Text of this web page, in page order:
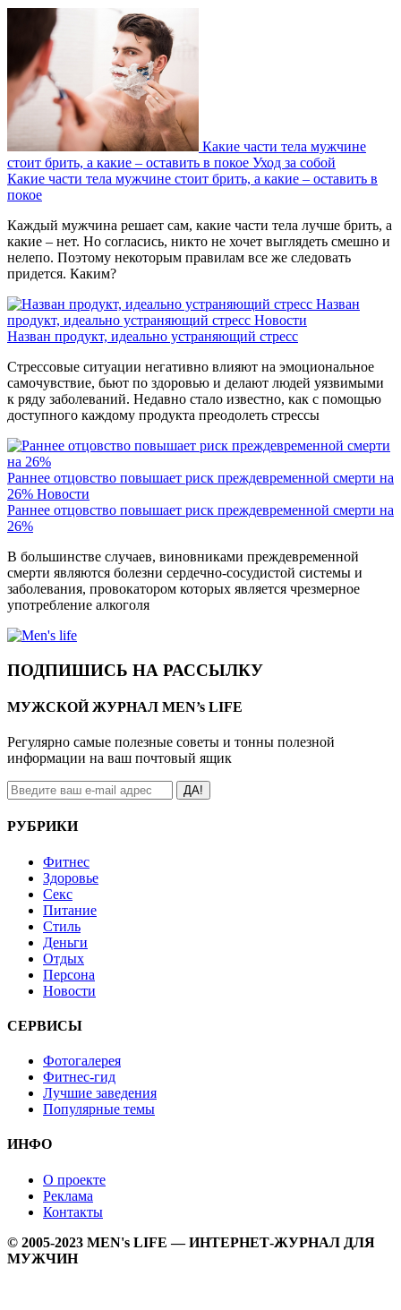
Какие части тела мужчине
стоит брить, а какие – оставить в покое Уход за собой
Какие части тела мужчине стоит брить, а какие – оставить в
покое
Каждый мужчина решает сам, какие части тела лучше брить, а
какие – нет. Но согласись, никто не хочет выглядеть смешно и
нелепо. Поэтому некоторым правилам все же следовать
придется. Каким?
Назван
продукт, идеально устраняющий стресс Новости
Назван продукт, идеально устраняющий стресс
Стрессовые ситуации негативно влияют на эмоциональное
самочувствие, бьют по здоровью и делают людей уязвимыми
к ряду заболеваний. Недавно стало известно, как с помощью
доступного каждому продукта преодолеть стрессы
Раннее отцовство повышает риск преждевременной смерти на
26% Новости
Раннее отцовство повышает риск преждевременной смерти на
26%
В большинстве случаев, виновниками преждевременной
смерти являются болезни сердечно-сосудистой системы и
заболевания, провокатором которых является чрезмерное
употребление алкоголя
ПОДПИШИСЬ НА РАССЫЛКУ
МУЖСКОЙ ЖУРНАЛ MEN’s LIFE
Регулярно самые полезные советы и тонны полезной
информации на ваш почтовый ящик
ДА!
РУБРИКИ
Фитнес
Здоровье
Секс
Питание
Стиль
Деньги
Отдых
Персона
Новости
СЕРВИСЫ
Фотогалерея
Фитнес-гид
Лучшие заведения
Популярные темы
ИНФО
О проекте
Реклама
Контакты
© 2005-2023 MEN's LIFE — ИНТЕРНЕТ-ЖУРНАЛ ДЛЯ
МУЖЧИН